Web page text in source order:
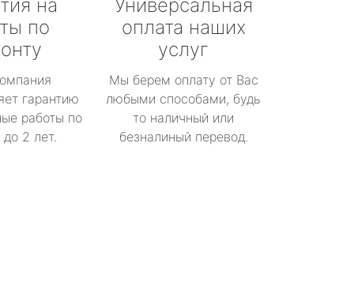
на
по
гарантию
работы по
2 лет.
Универсальная
оплата наших
услуг
Мы берем оплату от Вас
любыми способами, будь
то наличный или
безналиный перевод.